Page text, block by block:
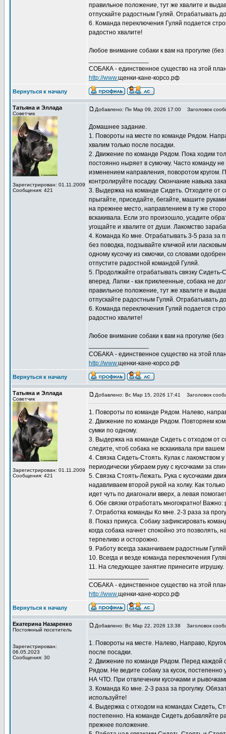
правильное положение, тут же хвалите и
отпускайте радостным Гуляй. Отрабатывать
6. Команда переключения Гуляй подается
радостно хвалите!
Любое внимание собаки к вам на прогулке
СОБАКА - единственное существо на этой
http://www.щенки-кане-корсо.рф
Вернуться к началу
Татьяна и Эллада
Советчик
Зарегистрирован: 01.11.2009
Сообщения: 421
Добавлено: Пн Мар 09, 2026 17:00 Заголовок
Домашнее задание.
1. Повороты на месте по команде Рядом.
хвалим только после посадки.
2. Движение по команде Рядом. Пока ходим
постоянно ныряет в сумочку. Часто команду
изменением направления, поворотом кругом.
контролируйте посадку. Окончание навыка
3. Выдержка на команде Сидеть. Отходите от
прыгайте, приседайте, бегайте, машите
на прежнее место, направлением в ту же
вскакивала. Если это произошло, усадите
угощайте и хвалите от души. Лакомство
4. Команда Ко мне. Отрабатывать 3-5 раза за
без поводка, подзывайте кличкой или
одному кусочку из скмочки, со словами
отпустите радостной командой Гуляй.
5. Продолжайте отрабатывать связку Сидеть-
вперед. Лапки - как приклеенные, собака не
правильное положение, тут же хвалите и
отпускайте радостным Гуляй. Отрабатывать
6. Команда переключения Гуляй подается
радостно хвалите!
Любое внимание собаки к вам на прогулке
СОБАКА - единственное существо на этой
http://www.щенки-кане-корсо.рф
Вернуться к началу
Татьяна и Эллада
Советчик
Зарегистрирован: 01.11.2009
Сообщения: 421
Добавлено: Вс Мар 15, 2026 17:41 Заголовок
1. Повороты по команде Рядом. Налево,
2. Движение по команде Рядом. Повторяем
сумки по одному.
3. Выдержка на команде Сидеть с отходом от
следите, чтоб собака не вскакивала при
4. Связка Сидеть-Стоять. Кулак с
периодически убираем руку с кусочками за
5. Связка Стоять-Лежать. Рука с кусочками
надавливаем второй рукой на холку. Как
идет чуть по диагонали вверх, а левая
6. Обе связки отработать многократно! Важно:
7. Отработка команды Ко мне. 2-3 раза за
8. Показ прикуса. Собаку зафиксировать
когда собака начнет спокойно это
терпеливо и осторожно.
9. Работу всегда заканчиваем радостным
10. Всегда и везде команда переключения
11. На следующее занятие принесите
СОБАКА - единственное существо на этой
http://www.щенки-кане-корсо.рф
Вернуться к началу
Екатерина Назаренко
Постоянный посетитель
Зарегистрирован:
06.05.2023
Сообщения: 30
Добавлено: Вс Мар 22, 2026 13:38 Заголовок
1. Повороты на месте. Налево, Направо,
после посадки.
2. Движение по команде Рядом. Перед каждой
Рядом. Не ведите собаку за кусок,
НА ЧТО. При отвлечении кусочками и
3. Команда Ко мне. 2-3 раза за прогулку.
используйте!
4. Выдержка с отходом на командах Сидеть,
постепенно. На команде Сидеть добавляйте
прежнее положение.